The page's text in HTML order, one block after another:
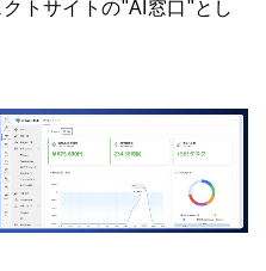
トサイトの"AI窓口"とし